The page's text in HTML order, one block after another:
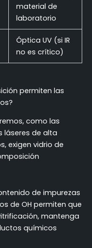
material de
laboratorio
Óptica UV (si IR
no es crítico)
permiten las
como las
láseres de alta
exigen vidrio de
de impurezas
de OH permiten que
mantenga
químicos